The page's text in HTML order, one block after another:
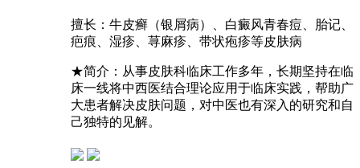
擅长： 牛皮癣（银屑病）、白癜风青春痘、胎记、
疤痕、湿疹、荨麻疹、带状疱疹等皮肤病
★简介：从事皮肤科临床工作多年，长期坚持在临
床一线将中西医结合理论应用于临床实践，帮助广
大患者解决皮肤问题，对中医也有深入的研究和自
己独特的见解。